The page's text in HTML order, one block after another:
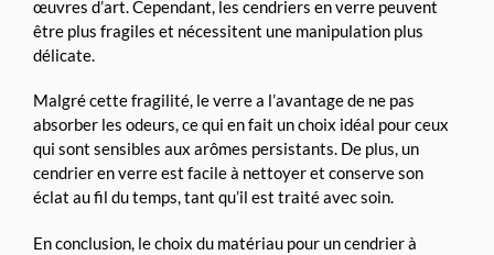
œuvres d’art. Cependant, les cendriers en verre peuvent
être plus fragiles et nécessitent une manipulation plus
délicate.
Malgré cette fragilité, le verre a l’avantage de ne pas
absorber les odeurs, ce qui en fait un choix idéal pour ceux
qui sont sensibles aux arômes persistants. De plus, un
cendrier en verre est facile à nettoyer et conserve son
éclat au fil du temps, tant qu’il est traité avec soin.
En conclusion, le choix du matériau pour un cendrier à